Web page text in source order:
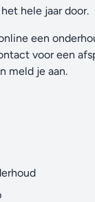
hele jaar door.
een
voor een
meld je aan.